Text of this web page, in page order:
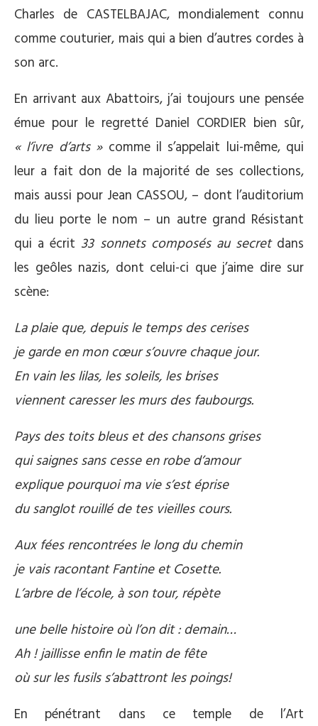
Charles de CASTELBAJAC, mondialement connu
comme couturier, mais qui a bien d’autres cordes à
son arc.
En arrivant aux Abattoirs, j’ai toujours une pensée
émue pour le regretté Daniel CORDIER bien sûr,
« l’ivre d’arts » comme il s’appelait lui-même, qui
leur a fait don de la majorité de ses collections,
mais aussi pour Jean CASSOU, – dont l’auditorium
du lieu porte le nom – un autre grand Résistant
qui a écrit 33 sonnets composés au secretdans
les geôles nazis, dont celui-ci que j’aime dire sur
scène:
La plaie que, depuis le temps des cerises
je garde en mon cœur s’ouvre chaque jour.
En vain les lilas, les soleils, les brises
viennent caresser les murs des faubourgs.
Pays des toits bleus et des chansons grises
qui saignes sans cesse en robe d’amour
explique pourquoi ma vie s’est éprise
du sanglot rouillé de tes vieilles cours.
Aux fées rencontrées le long du chemin
je vais racontant Fantine et Cosette.
L’arbre de l’école, à son tour, répète
une belle histoire où l’on dit : demain…
Ah ! jaillisse enfin le matin de fête
où sur les fusils s’abattront les poings!
En pénétrant dans ce temple de l’Art